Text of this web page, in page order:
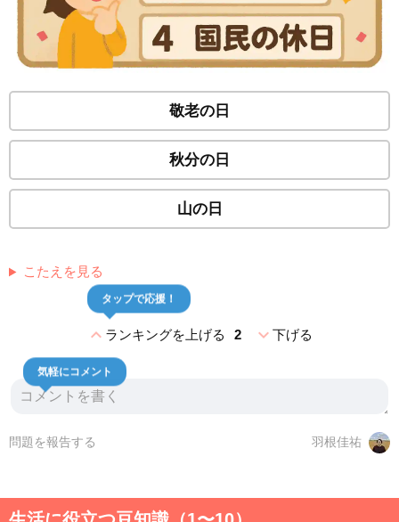
敬老の日
秋分の日
山の日
こたえを見る
expand_lessランキングを上げる 2
タップで応援！
expand_more下げる
気軽にコメント
羽根佳祐
問題を報告する